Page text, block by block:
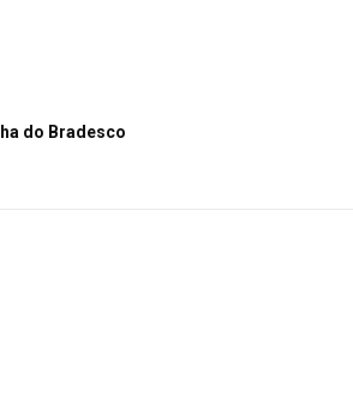
do Bradesco